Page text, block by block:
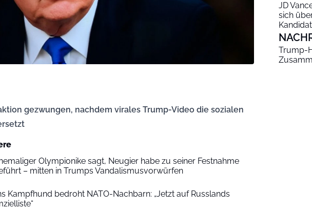
gezwungen, nachdem virales Trump-Video die sozialen
Olympionike sagt, Neugier habe zu seiner Festnahme
– mitten in Trumps Vandalismusvorwürfen
Kampfhund bedroht NATO-Nachbarn: „Jetzt auf Russlands
JD
sich
Trump-